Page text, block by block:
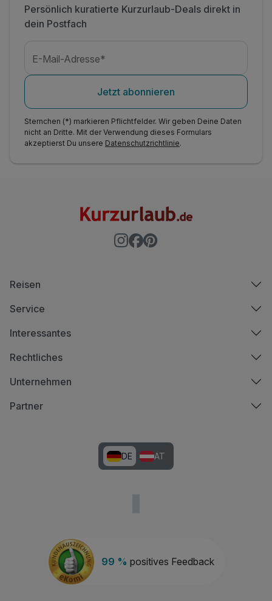
Persönlich kuratierte Kurzurlaub-Deals direkt in
dein Postfach
E-Mail-Adresse*
Jetzt abonnieren
Sternchen (*) markieren Pflichtfelder. Wir geben Deine Daten
nicht an Dritte. Mit der Verwendung dieses Formulars
akzeptierst Du unsere Datenschutzrichtlinie.
99 % positives Feedback
Reisen
Service
Interessantes
Rechtliches
Unternehmen
Partner
DE AT